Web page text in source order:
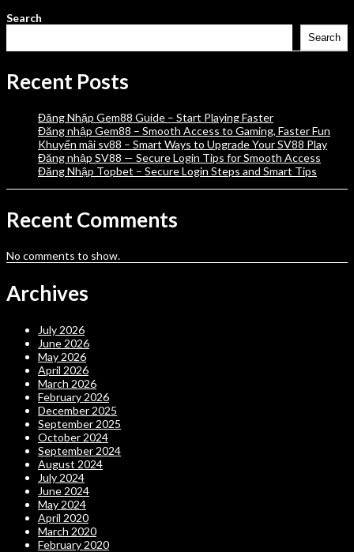
Search
Search
Recent Posts
Đăng Nhập Gem88 Guide – Start Playing Faster
Đăng nhập Gem88 – Smooth Access to Gaming, Faster Fun
Khuyến mãi sv88 – Smart Ways to Upgrade Your SV88 Play
Đăng nhập SV88 — Secure Login Tips for Smooth Access
Đăng Nhập Topbet – Secure Login Steps and Smart Tips
Recent Comments
No comments to show.
Archives
July 2026
June 2026
May 2026
April 2026
March 2026
February 2026
December 2025
September 2025
October 2024
September 2024
August 2024
July 2024
June 2024
May 2024
April 2020
March 2020
February 2020